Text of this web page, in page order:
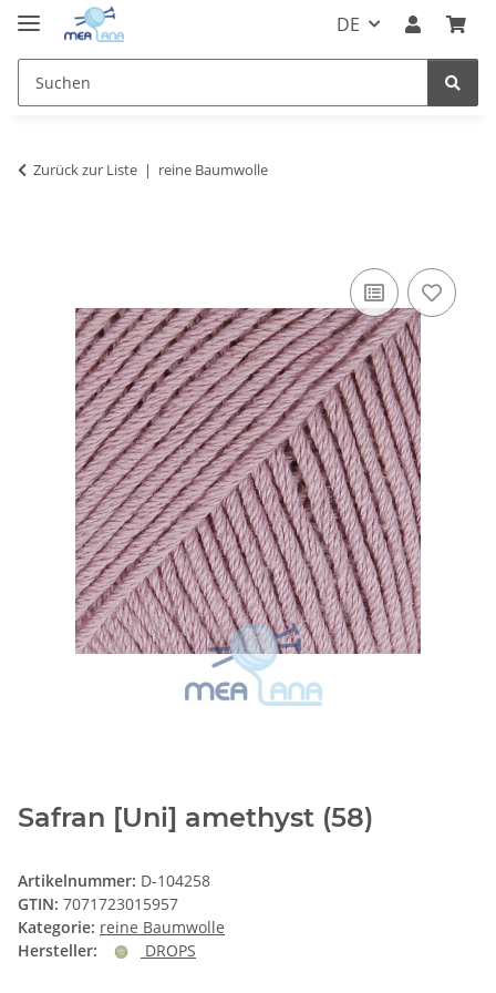
DE
Zurück zur Liste reine Baumwolle
Safran [Uni] amethyst (58)
Artikelnummer: D-104258
GTIN: 7071723015957
Kategorie: reine Baumwolle
Hersteller:
DROPS